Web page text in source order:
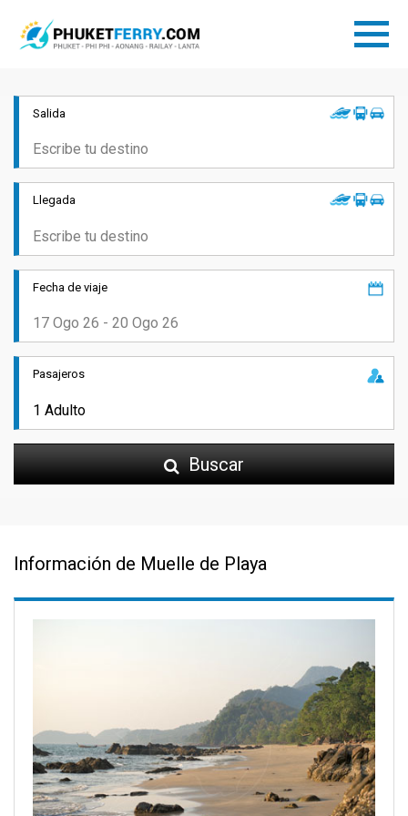
Salida
Llegada
Fecha de viaje
Pasajeros
Buscar
Información de Muelle de Playa